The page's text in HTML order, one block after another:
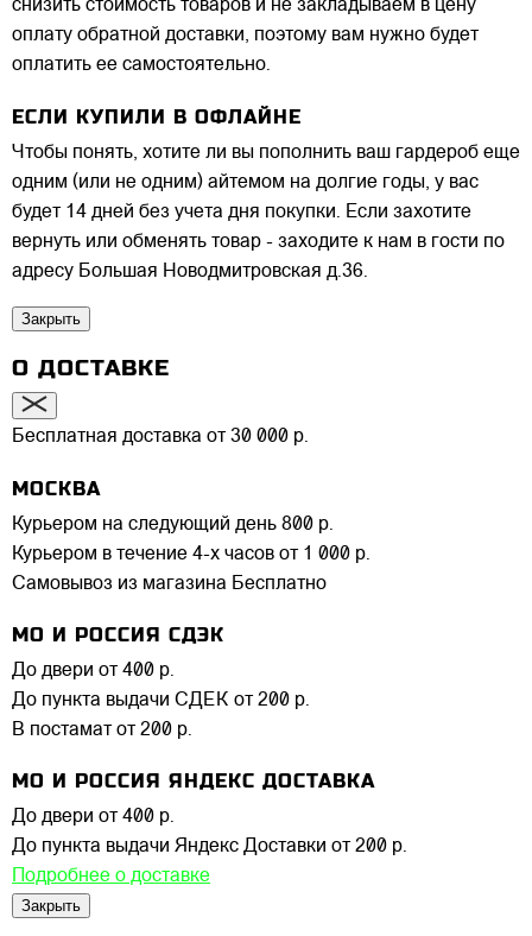
снизить стоимость товаров и не закладываем в цену
оплату обратной доставки, поэтому вам нужно будет
оплатить ее самостоятельно.
ЕСЛИ КУПИЛИ В ОФЛАЙНЕ
Чтобы понять, хотите ли вы пополнить ваш гардероб еще
одним (или не одним) айтемом на долгие годы, у вас
будет 14 дней без учета дня покупки. Если захотите
вернуть или обменять товар - заходите к нам в гости по
адресу Большая Новодмитровская д.36.
Закрыть
О ДОСТАВКЕ
Бесплатная доставка от 30 000 р.
МОСКВА
Курьером на следующий день 800 р.
Курьером в течение 4-х часов от 1 000 р.
Самовывоз из магазина Бесплатно
МО И РОССИЯ СДЭК
До двери от 400 р.
До пункта выдачи СДЕК от 200 р.
В постамат от 200 р.
МО И РОССИЯ ЯНДЕКС ДОСТАВКА
До двери от 400 р.
До пункта выдачи Яндекс Доставки от 200 р.
Подробнее о доставке
Закрыть